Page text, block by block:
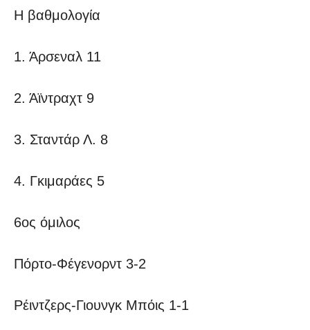
Η βαθμολογία
1. Άρσεναλ 11
2. Άϊντραχτ 9
3. Σταντάρ Λ. 8
4. Γκιμαράες 5
6ος όμιλος
Πόρτο-Φέγενορντ 3-2
Ρέιντζερς-Γιουνγκ Μπόις 1-1